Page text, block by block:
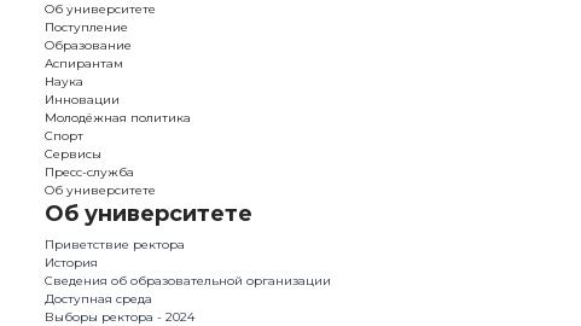
Об университете
Поступление
Образование
Аспирантам
Наука
Инновации
Молодёжная политика
Спорт
Сервисы
Пресс-служба
Об университете
Об университете
Приветствие ректора
История
Сведения об образовательной организации
Доступная среда
Выборы ректора - 2024